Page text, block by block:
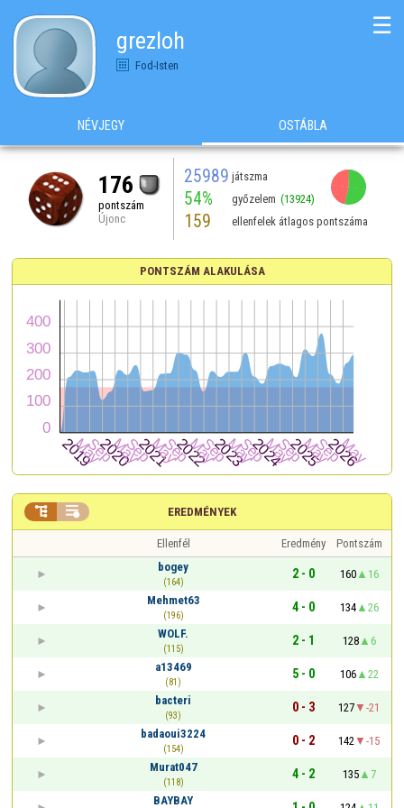
grezloh
Fod-Isten
☰
NÉVJEGY OSTÁBLA
176
pontszám
Újonc
25989 játszma
54% győzelem (13924)
159 ellenfelek átlagos pontszáma
PONTSZÁM ALAKULÁSA
EREDMÉNYEK
 
Ellenfél Eredmény
Pontszám
bogey
(164)
2 - 0 160
16
Mehmet63
(196)
4 - 0 134
26
WOLF.
(115)
2 - 1 128
6
a13469
(81)
5 - 0 106
22
bacteri
(93)
0 - 3 127
-21
badaoui3224
(154)
0 - 2 142
-15
Murat047
(118)
4 - 2 135
7
BAYBAY